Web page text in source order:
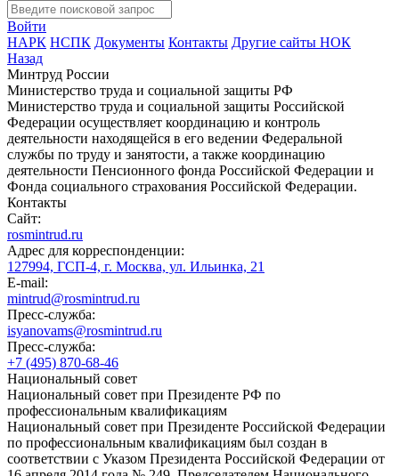
Войти
НАРК НСПК Документы Контакты Другие сайты НОК
Назад
Минтруд России
Министерство труда и социальной защиты РФ
Министерство труда и социальной защиты Российской
Федерации осуществляет координацию и контроль
деятельности находящейся в его ведении Федеральной
службы по труду и занятости, а также координацию
деятельности Пенсионного фонда Российской Федерации и
Фонда социального страхования Российской Федерации.
Контакты
Сайт:
rosmintrud.ru
Адрес для корреспонденции:
127994, ГСП-4, г. Москва, ул. Ильинка, 21
E-mail:
mintrud@rosmintrud.ru
Пресс-служба:
isyanovams@rosmintrud.ru
Пресс-служба:
+7 (495) 870-68-46
Национальный совет
Национальный совет при Президенте РФ по
профессиональным квалификациям
Национальный совет при Президенте Российской Федерации
по профессиональным квалификациям был создан в
соответствии с Указом Президента Российской Федерации от